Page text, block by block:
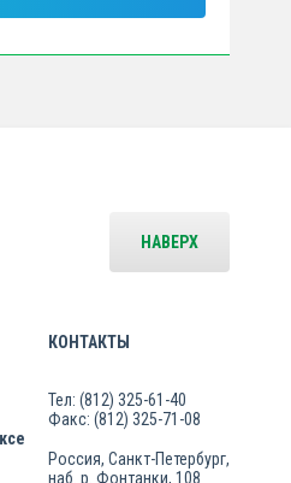
КОНТАКТЫ
Тел: (812) 325-61-40
Факс: (812) 325-71-08
Россия, Санкт-Петербург,
наб. р. Фонтанки, 108
НАВЕРХ